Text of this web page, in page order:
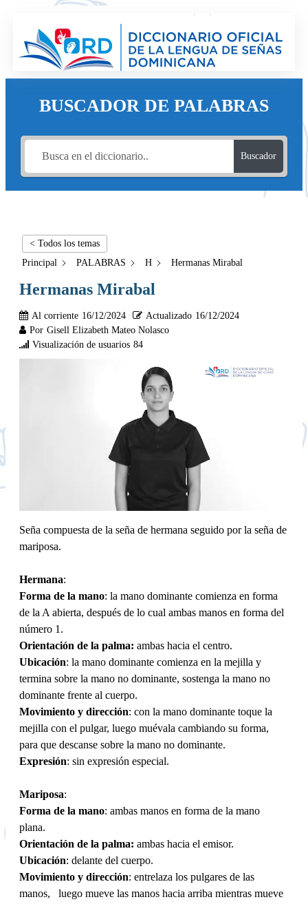
BUSCADOR DE PALABRAS
Buscador
< Todos los temas
Principal
PALABRAS H Hermanas Mirabal
Hermanas Mirabal
Al corriente 16/12/2024 Actualizado 16/12/2024
Por Gisell Elizabeth Mateo Nolasco
Visualización de usuarios 84
Seña compuesta de la seña de hermana seguido por la seña de
mariposa.
Hermana:
Forma de la mano: la mano dominante comienza en forma
de la A abierta, después de lo cual ambas manos en forma del
número 1.
Orientación de la palma: ambas hacia el centro.
Ubicación: la mano dominante comienza en la mejilla y
termina sobre la mano no dominante, sostenga la mano no
dominante frente al cuerpo.
Movimiento y dirección: con la mano dominante toque la
mejilla con el pulgar, luego muévala cambiando su forma,
para que descanse sobre la mano no dominante.
Expresión: sin expresión especial.
Mariposa:
Forma de la mano: ambas manos en forma de la mano
plana.
Orientación de la palma: ambas hacia el emisor.
Ubicación: delante del cuerpo.
Movimiento y dirección: entrelaza los pulgares de las
manos, luego mueve las manos hacia arriba mientras mueve